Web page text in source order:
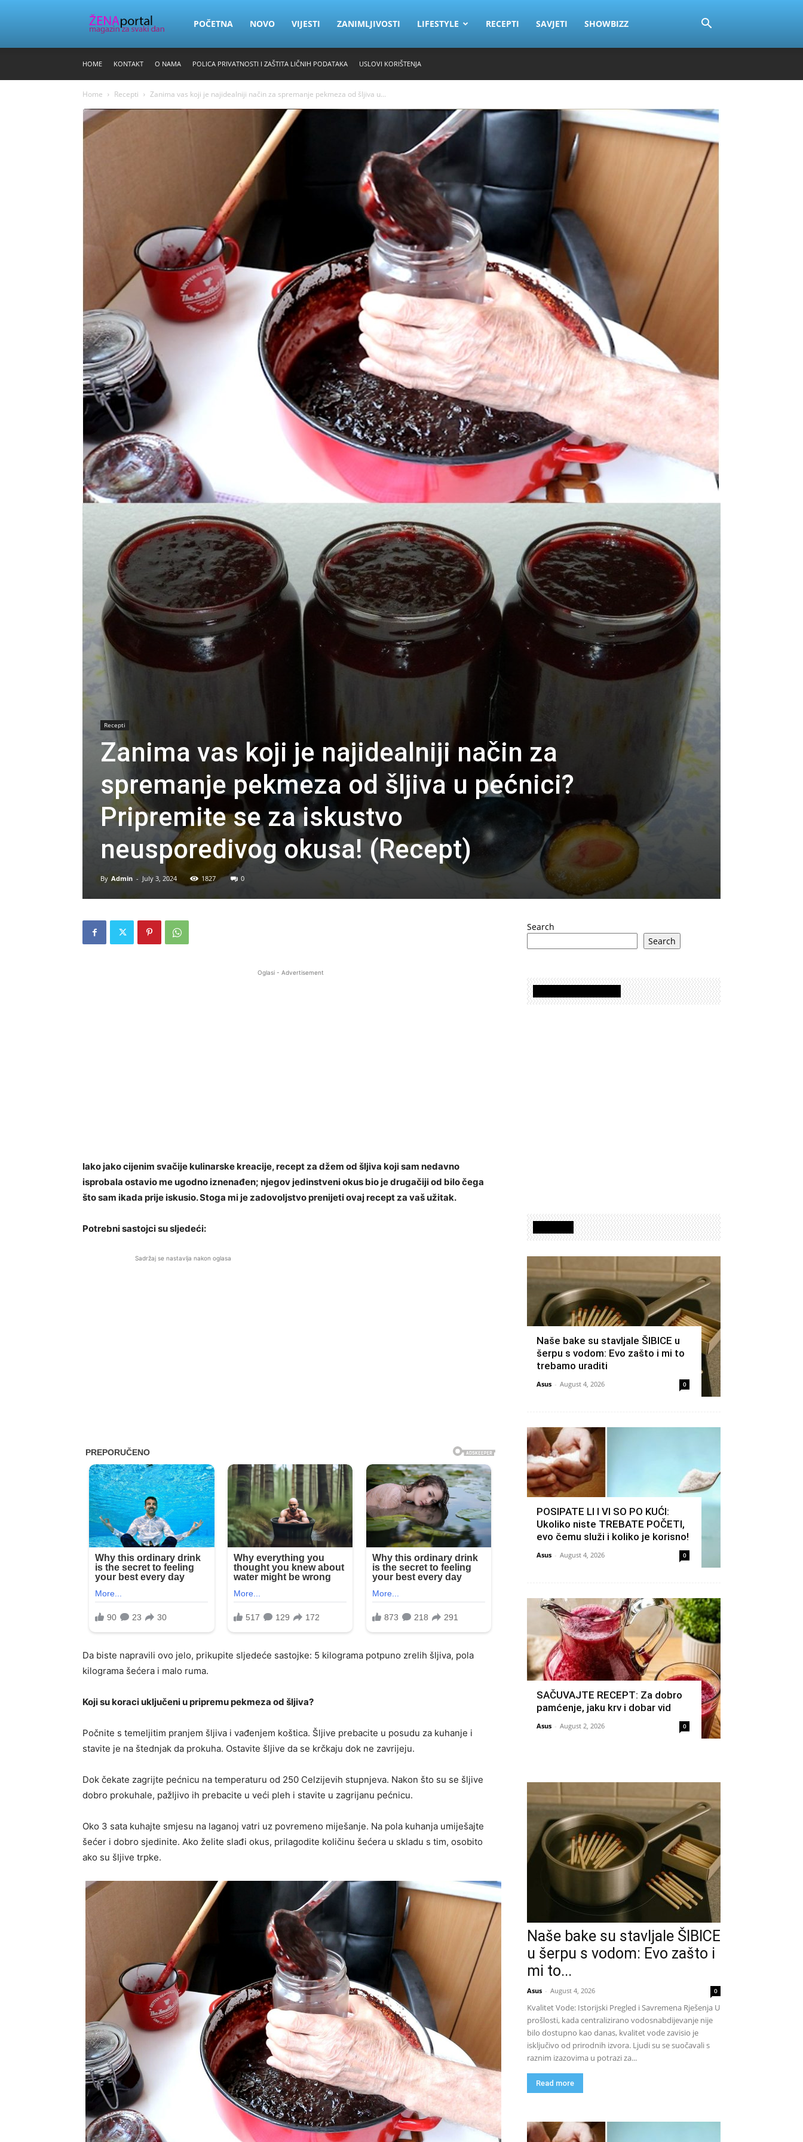
Zena
POČETNA NOVO VIJESTI ZANIMLJIVOSTI LIFESTYLE RECEPTI SAVJETI SHOWBIZZ
HOME KONTAKT O NAMA POLICA PRIVATNOSTI I ZAŠTITA LIČNIH PODATAKA USLOVI KORIŠTENJA
Home Recepti Zanima vas koji je najidealniji način za spremanje pekmeza od šljiva u...
Recepti
Zanima vas koji je najidealniji način za
spremanje pekmeza od šljiva u pećnici?
Pripremite se za iskustvo
neusporedivog okusa! (Recept)
By Admin - July 3, 2024 1827 0
Oglasi - Advertisement
Iako jako cijenim svačije kulinarske kreacije, recept za džem od šljiva koji sam nedavno
isprobala ostavio me ugodno iznenađen; njegov jedinstveni okus bio je drugačiji od bilo čega
što sam ikada prije iskusio. Stoga mi je zadovoljstvo prenijeti ovaj recept za vaš užitak.
Potrebni sastojci su sljedeći:
Sadržaj se nastavlja nakon oglasa
Da biste napravili ovo jelo, prikupite sljedeće sastojke: 5 kilograma potpuno zrelih šljiva, pola
kilograma šećera i malo ruma.
Koji su koraci uključeni u pripremu pekmeza od šljiva?
Počnite s temeljitim pranjem šljiva i vađenjem koštica. Šljive prebacite u posudu za kuhanje i
stavite je na štednjak da prokuha. Ostavite šljive da se krčkaju dok ne zavrijeju.
Dok čekate zagrijte pećnicu na temperaturu od 250 Celzijevih stupnjeva. Nakon što su se šljive
dobro prokuhale, pažljivo ih prebacite u veći pleh i stavite u zagrijanu pećnicu.
Oko 3 sata kuhajte smjesu na laganoj vatri uz povremeno miješanje. Na pola kuhanja umiješajte
šećer i dobro sjedinite. Ako želite slađi okus, prilagodite količinu šećera u skladu s tim, osobito
ako su šljive trpke.
Search
Search
Naše bake su stavljale ŠIBICE u
šerpu s vodom: Evo zašto i mi to
trebamo uraditi
Asus - August 4, 2026 0
POSIPATE LI I VI SO PO KUĆI:
Ukoliko niste TREBATE POČETI,
evo čemu služi i koliko je korisno!
Asus - August 4, 2026 0
SAČUVAJTE RECEPT: Za dobro
pamćenje, jaku krv i dobar vid
Asus - August 2, 2026 0
Naše bake su stavljale ŠIBICE
u šerpu s vodom: Evo zašto i
mi to...
Asus - August 4, 2026 0
Kvalitet Vode: Istorijski Pregled i Savremena Rješenja U
prošlosti, kada centralizirano vodosnabdijevanje nije
bilo dostupno kao danas, kvalitet vode zavisio je
isključivo od prirodnih izvora. Ljudi su se suočavali s
raznim izazovima u potrazi za...
Read more